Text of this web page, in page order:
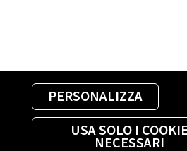
PERSONALIZZA
USA SOLO I COOKIE
NECESSARI